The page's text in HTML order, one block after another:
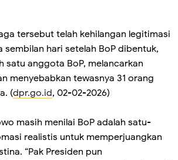
tersebut telah kehilangan legitimasi
sembilan hari setelah BoP dibentuk,
satu anggota BoP, melancarkan
menyebabkan tewasnya 31 orang
(dpr.go.id, 02-02-2026)
masih menilai BoP adalah satu-
realistis untuk memperjuangkan
“Pak Presiden pun